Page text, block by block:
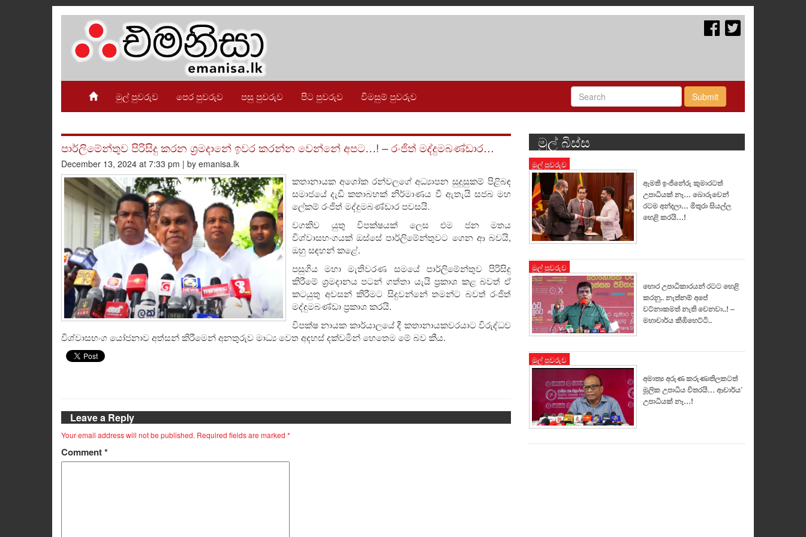
මුල් පුවරුව පෙර පුවරුව පසු පුවරුව පිට පුවරුව විමසුම් පුවරුව Submit
පාර්ලිමේන්තුව පිරිසිදු කරන ශ්‍රමදානේ ඉවර කරන්න වෙන්නේ අපට…! – රංජිත් මද්දුමබණ්ඩාර…
December 13, 2024 at 7:33 pm | by emanisa.lk
කතානායක අශෝක රන්වලගේ අධ්‍යාපන සුදුසුකම් පිළිබඳ
සමාජයේ දැඩි කතාබහක් නිර්මාණය වී ඇතැයි සජබ මහ
ලේකම් රංජිත් මද්දුමබණ්ඩාර පවසයි.
වගකිව යුතු විපක්ෂයක් ලෙස එම ජන මතය
විශ්වාසභංගයක් ඔස්සේ පාර්ලිමේන්තුවට ගෙන ආ බවයි,
ඔහු සඳහන් කළේ.
පසුගිය මහා මැතිවරණ සමයේ පාර්ලිමේන්තුව පිරිසිදු
කිරීමේ ශ්‍රමදානය පටන් ගත්තා යැයි ප්‍රකාශ කළ බවත් ඒ
කටයුතු අවසන් කිරීමට සිදුවන්නේ තමන්ට බවත් රංජිත්
මද්දුමබණ්ඩා ප්‍රකාශ කරයි.
විපක්ෂ නායක කාර්යාලයේ දී කතානායකවරයාට විරුද්ධව
විශ්වාසභංග යෝජනාව අත්සන් කිරීමෙන් අනතුරුව මාධ්‍ය වෙත අදහස් දක්වමින් හෙතෙම මේ බව කීය.
Leave a Reply
Your email address will not be published. Required fields are marked *
Comment*
මුල් බිස්ස
මුල් පුවරුව
ඇමති ඉංජිනේරු කුමාරටත්
උපාධියක් නෑ… බොරුවෙන්
රටම අන්දලා… මිතුරා සියල්ල
හෙළි කරයි…!
මුල් පුවරුව
හොර උපාධිකාරයන් රටට හෙළි
කරනු.. නැත්නම් අපේ
වට්නාකමත් නැති වෙනවා..! –
මහාචාර්ය කීඹිහෙට්ටි..
මුල් පුවරුව
අමාත්‍ය අරුණ කරුණාතිලකටත්
මූලික උපාධිය විතරයි… ආචාර්ය’
උපාධියක් නෑ…!